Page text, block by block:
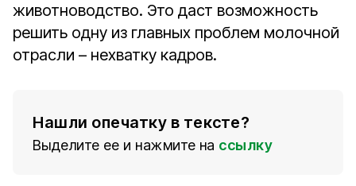
животноводство. Это даст возможность
решить одну из главных проблем молочной
отрасли – нехватку кадров.
Нашли опечатку в тексте?
Выделите ее и нажмите на ссылку